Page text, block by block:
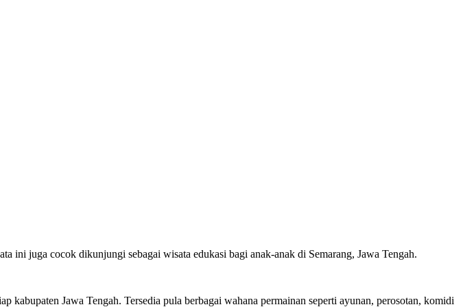
ini juga cocok dikunjungi sebagai wisata edukasi bagi anak-anak di Semarang, Jawa Tengah.
Jawa Tengah. Tersedia pula berbagai wahana permainan seperti ayunan, perosotan, komidi